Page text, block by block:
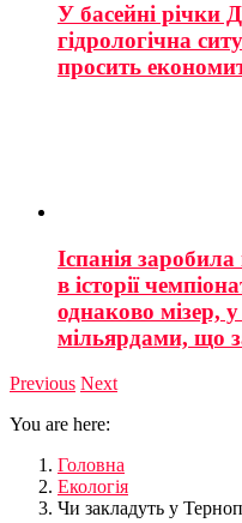
У басейні річки
гідрологічна
просить
Іспанія
в історії
однаково мізер,
мільярдами, що
Previous Next
You are here:
Головна
Екологія
Чи закладуть у